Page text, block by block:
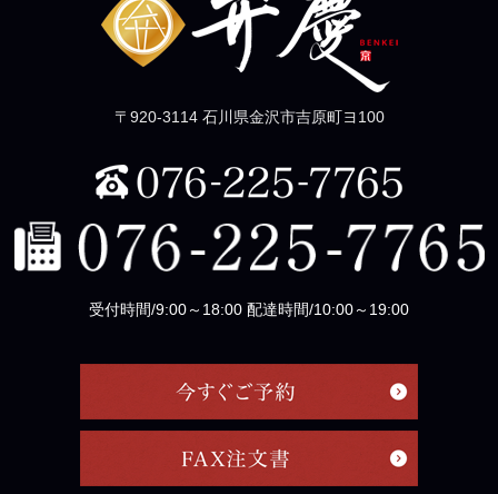
〒920-3114 石川県金沢市吉原町ヨ100
受付時間/9:00～18:00 配達時間/10:00～19:00